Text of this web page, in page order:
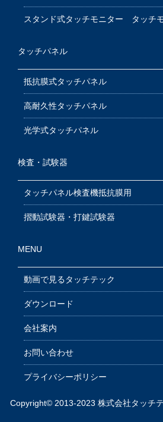
スタンド式タッチモニター タッチ
タッチパネル
抵抗膜式タッチパネル
高耐久性タッチパネル
光学式タッチパネル
検査・試験器
タッチパネル検査機抵抗膜用
摺動試験器・打鍵試験器
MENU
動画で見るタッチテック
ダウンロード
会社案内
お問い合わせ
プライバシーポリシー
Copyright© 2013-2023 株式会社タッチ